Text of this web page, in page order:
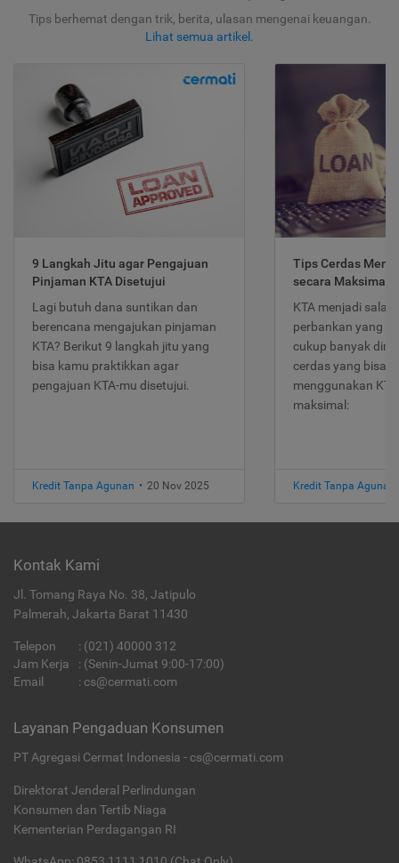
Tips berhemat dengan trik, berita, ulasan mengenai keuangan.
Lihat semua artikel .
9 Langkah Jitu agar Pengajuan
Pinjaman KTA Disetujui
Lagi butuh dana suntikan dan
berencana mengajukan pinjaman
KTA? Berikut 9 langkah jitu yang
bisa kamu praktikkan agar
pengajuan KTA-mu disetujui.
Kredit Tanpa Agunan • 20 Nov 2025
Tips Cerdas
secara Maksimal
KTA menjadi
perbankan yang
cukup banyak
cerdas yang bisa
menggunakan
maksimal:
Kredit Tanpa Agunan
Kontak Kami
Jl. Tomang Raya No. 38, Jatipulo
Palmerah, Jakarta Barat 11430
Telepon : (021) 40000 312
Jam Kerja
: (Senin-Jumat 9:00-17:00)
Email
: cs@cermati.com
Layanan Pengaduan Konsumen
PT Agregasi Cermat Indonesia - cs@cermati.com
Direktorat Jenderal Perlindungan
Konsumen dan Tertib Niaga
Kementerian Perdagangan RI